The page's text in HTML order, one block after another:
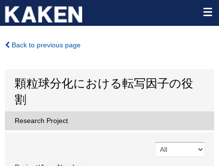
Back to previous page
顆粒球分化における転写因子の役
割
Research Project